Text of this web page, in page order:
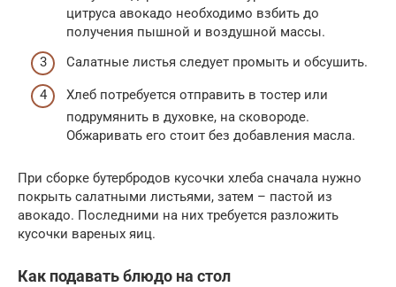
цитруса авокадо необходимо взбить до
получения пышной и воздушной массы.
Салатные листья следует промыть и обсушить.
Хлеб потребуется отправить в тостер или
подрумянить в духовке, на сковороде.
Обжаривать его стоит без добавления масла.
При сборке бутербродов кусочки хлеба сначала нужно
покрыть салатными листьями, затем – пастой из
авокадо. Последними на них требуется разложить
кусочки вареных яиц.
Как подавать блюдо на стол